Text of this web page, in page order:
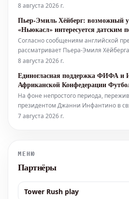
французского футбола
выступление Кана, который
после разгрома Валансьена. Т
8 августа 2026 г.
Пьер-Эмиль Хёйберг: возможный
«Ньюкасл» интересуется датским
Согласно сообщениям английской
рассматривает Пьера-Эмиля
кандидатов на позицию
хорошо знаком с Премьер-лигой, где
«Саутгемптон» (2016-2020) и
8 августа 2026 г.
Единогласная поддержка ФИФА и
Африканской Конфедерации
На фоне непростого периода,
президентом Джанни Инфантино в
продаже доли в правах на
7 августа 2026 г.
МЕНЮ
Партнёры
Tower Rush play